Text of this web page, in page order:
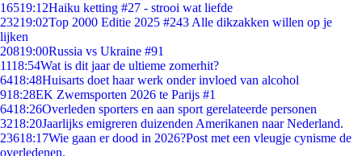
16519:12Haiku ketting #27 - strooi wat liefde
23219:02Top 2000 Editie 2025 #243 Alle dikzakken willen op je
lijken
20819:00Russia vs Ukraine #91
1118:54Wat is dit jaar de ultieme zomerhit?
6418:48Huisarts doet haar werk onder invloed van alcohol
918:28EK Zwemsporten 2026 te Parijs #1
6418:26Overleden sporters en aan sport gerelateerde personen
3218:20Jaarlijks emigreren duizenden Amerikanen naar Nederland.
23618:17Wie gaan er dood in 2026?Post met een vleugje cynisme de
overledenen.